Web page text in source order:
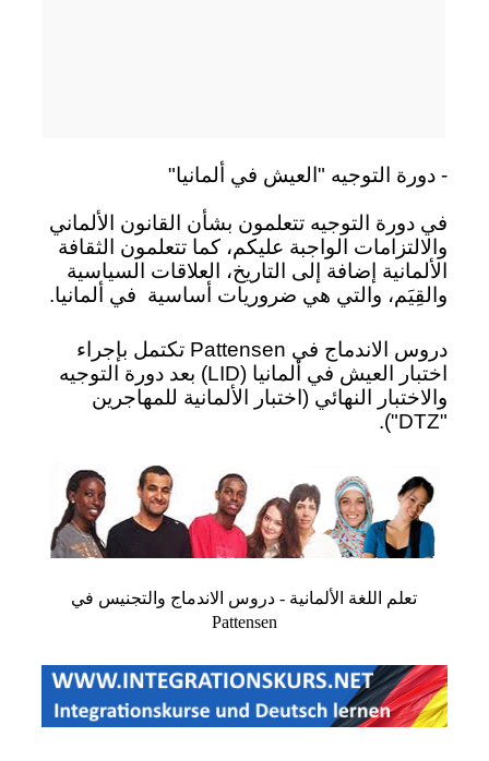
- دورة التوجيه "العيش في ألمانيا"
في دورة التوجيه تتعلمون بشأن القانون الألماني
والالتزامات الواجبة عليكم، كما تتعلمون الثقافة
الألمانية إضافة إلى التاريخ، العلاقات السياسية
والقِيَم، والتي هي ضروريات أساسية في ألمانيا.
دروس الاندماج في Pattensen تكتمل بإجراء
اختبار العيش في ألمانيا (LID) بعد دورة التوجيه
والاختبار النهائي (اختبار الألمانية للمهاجرين
"DTZ").
تعلم اللغة الألمانية - دروس الاندماج والتجنيس في
Pattensen